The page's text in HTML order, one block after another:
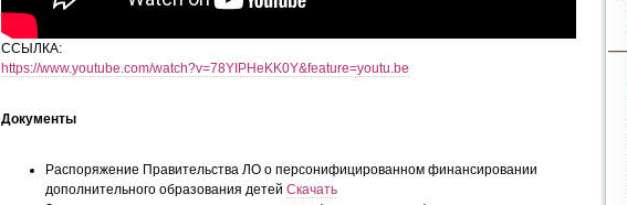
ССЫЛКА:
https://www.youtube.com/watch?v=78YIPHeKK0Y&feature=youtu.be
Документы
Распоряжение Правительства ЛО о персонифицированном финансировании
дополнительного образования детей Скачать